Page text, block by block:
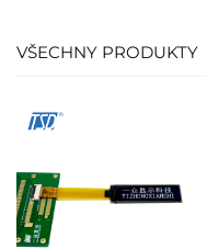
VŠECHNY PRODUKTY